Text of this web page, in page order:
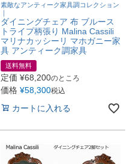
素敵なアンティーク家具調コレクション
｜
ダイニングチェア 布 ブルース
トライプ柄張り Malina Cassili
マリナカッシーリ マホガニー家
具 アンティーク調家具
送料無料
定価 ¥68,200のところ
価格 ¥58,300税込
カートに入れる